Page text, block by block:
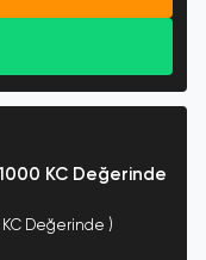
KC Değerinde
Değerinde )